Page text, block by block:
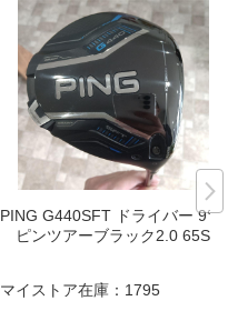
PING G440SFT ドライバー 9°
ピンツアーブラック2.0 65S
マイストア在庫： 1795